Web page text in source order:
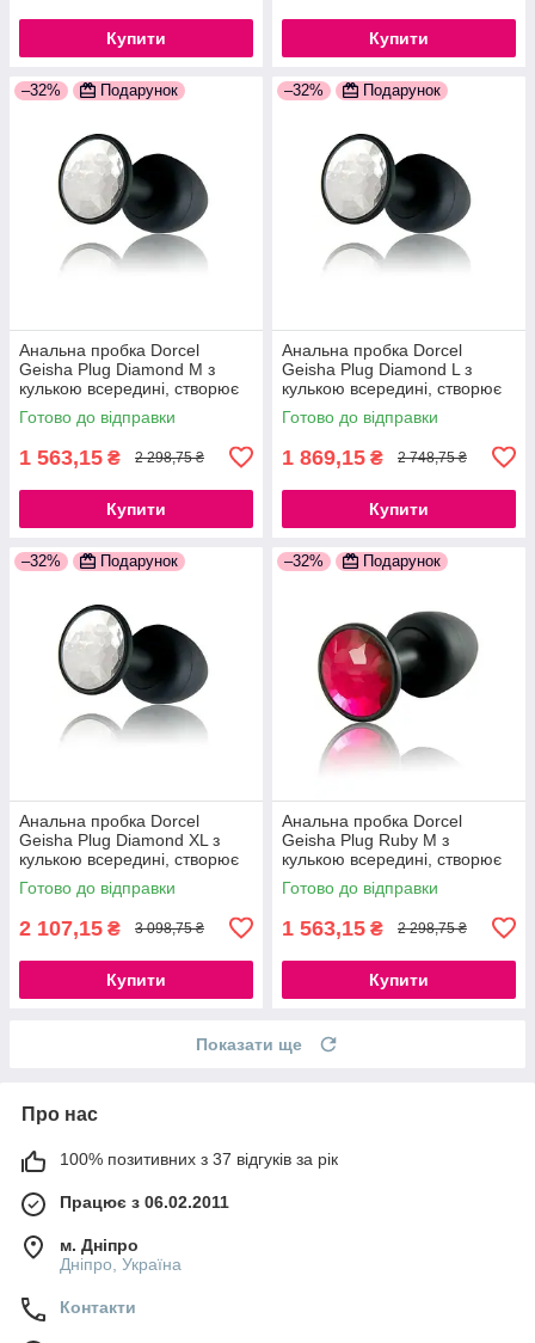
Купити Купити
–32% Подарунок
Анальна пробка Dorcel
Geisha Plug Diamond M з
кулькою всередині, створює
вібрації, макс. діаметр 3,2 см
777Store.com.ua
Готово до відправки
1 563,15 ₴ 2 298,75 ₴
Купити
–32% Подарунок
Анальна пробка Dorcel
Geisha Plug Diamond L з
кулькою всередині, створює
вібрації, макс. діаметр 4см
777Store.com.ua
Готово до відправки
1 869,15 ₴ 2 748,75 ₴
Купити
–32% Подарунок
Анальна пробка Dorcel
Geisha Plug Diamond XL з
кулькою всередині, створює
вібрації, макс діаметр 4,5 см
777Store.com.ua
Готово до відправки
2 107,15 ₴ 3 098,75 ₴
Купити
–32% Подарунок
Анальна пробка Dorcel
Geisha Plug Ruby M з
кулькою всередині, створює
вібрації, макс. діаметр 3,2 см
777Store.com.ua
Готово до відправки
1 563,15 ₴ 2 298,75 ₴
Купити
Показати ще
Про нас
100% позитивних з 37 відгуків за рік
Працює з 06.02.2011
м. Дніпро
Дніпро, Україна
Контакти